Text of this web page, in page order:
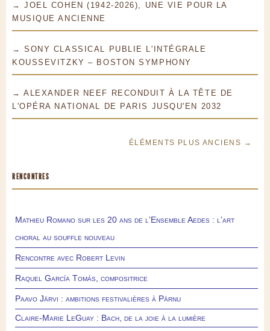
→ JOEL COHEN (1942-2026), UNE VIE POUR LA
MUSIQUE ANCIENNE
→ SONY CLASSICAL PUBLIE L'INTÉGRALE
KOUSSEVITZKY – BOSTON SYMPHONY
→ ALEXANDER NEEF RECONDUIT À LA TÊTE DE
L'OPÉRA NATIONAL DE PARIS JUSQU'EN 2032
ÉLÉMENTS PLUS ANCIENS →
RENCONTRES
Mathieu Romano sur les 20 ans de l’Ensemble Aedes : l’art
choral au souffle nouveau
Rencontre avec Robert Levin
Raquel García Tomás, compositrice
Paavo Järvi : ambitions festivalières à Pärnu
Claire-Marie LeGuay : Bach, de la joie à la lumière